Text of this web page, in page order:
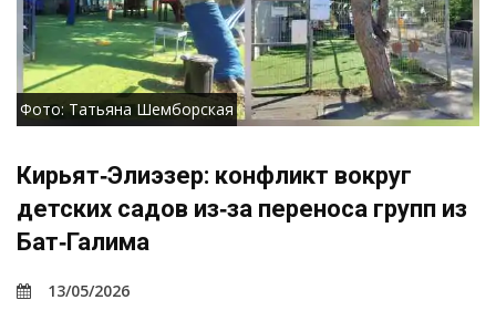
Фото: Татьяна Шемборская
Кирьят‑Элиэзер: конфликт вокруг
детских садов из‑за переноса групп из
Бат‑Галима
13/05/2026